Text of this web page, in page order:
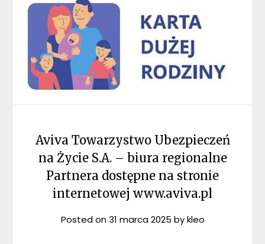
Aviva Towarzystwo Ubezpieczeń
na Życie S.A. – biura regionalne
Partnera dostępne na stronie
internetowej www.aviva.pl
Posted on31 marca 2025 bykleo